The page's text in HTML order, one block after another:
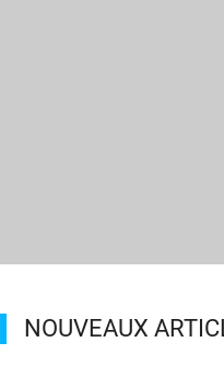
NOUVEAUX